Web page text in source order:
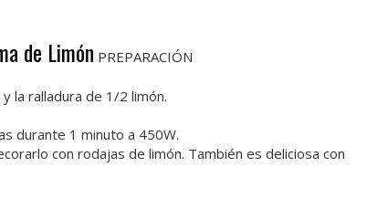
de Limón PREPARACIÓN
la ralladura de 1/2 limón.
durante 1 minuto a 450W.
con rodajas de limón. También es deliciosa con